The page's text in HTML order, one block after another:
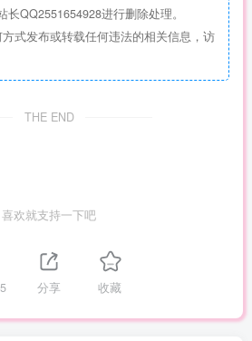
QQ2551654928进行删除处理。
式发布或转载任何违法的相关信息，访
THE END
喜欢就支持一下吧
分享 收藏